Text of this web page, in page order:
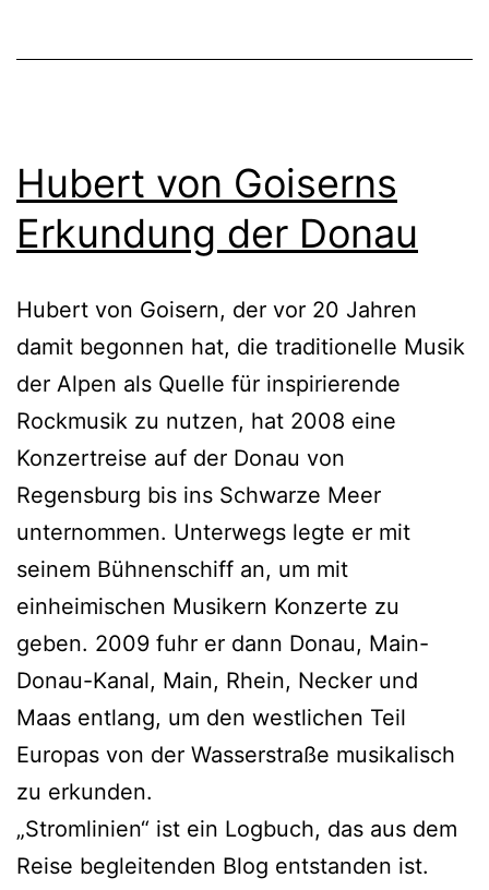
Hubert von Goiserns
Erkundung der Donau
Hubert von Goisern, der vor 20 Jahren
damit begonnen hat, die traditionelle Musik
der Alpen als Quelle für inspirierende
Rockmusik zu nutzen, hat 2008 eine
Konzertreise auf der Donau von
Regensburg bis ins Schwarze Meer
unternommen. Unterwegs legte er mit
seinem Bühnenschiff an, um mit
einheimischen Musikern Konzerte zu
geben. 2009 fuhr er dann Donau, Main-
Donau-Kanal, Main, Rhein, Necker und
Maas entlang, um den westlichen Teil
Europas von der Wasserstraße musikalisch
zu erkunden.
„Stromlinien“ ist ein Logbuch, das aus dem
Reise begleitenden Blog entstanden ist.